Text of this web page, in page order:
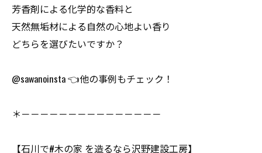
芳香剤による化学的な香料と
天然無垢材による自然の心地よい香り
どちらを選びたいですか？
@sawanoinsta 👈他の事例もチェック！
＊－－－－－－－－－－－－－－－
【石川で#木の家 を造るなら沢野建設工房】